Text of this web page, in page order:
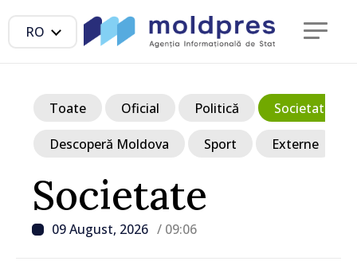
RO
Societate
09 August, 2026 / 09:06
Toate Oficial Politică Societate
Descoperă Moldova Sport Externe